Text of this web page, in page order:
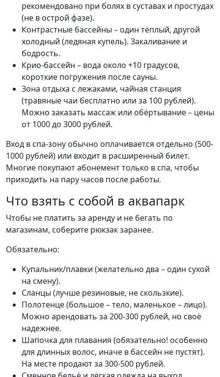
рекомендовано при болях в суставах и простудах
(не в острой фазе).
Контрастные бассейны – один тёплый, другой
холодный (ледяная купель). Закаливание и
бодрость.
Крио-бассейн – вода около +10 градусов,
короткие погружения после сауны.
Зона отдыха с лежаками, чайная станция
(травяные чаи бесплатно или за 100 рублей).
Можно заказать массаж или обёртывание – цены
от 1000 до 3000 рублей.
Вход в спа-зону обычно оплачивается отдельно (500-
1000 рублей) или входит в расширенный билет.
Многие покупают абонемент только в спа, чтобы
приходить на пару часов после работы.
Что взять с собой в аквапарк
Чтобы не платить за аренду и не бегать по
магазинам, соберите рюкзак заранее.
Обязательно:
Купальник/плавки (желательно два – один сухой
на смену).
Сланцы (лучше резиновые, не скользкие).
Полотенце (большое – тело, маленькое – лицо).
Можно арендовать за 200-300 рублей, но своё
надежнее.
Шапочка для плавания (обязательно! особенно
для длинных волос, иначе в бассейн не пустят).
На месте продают за 300-500 рублей.